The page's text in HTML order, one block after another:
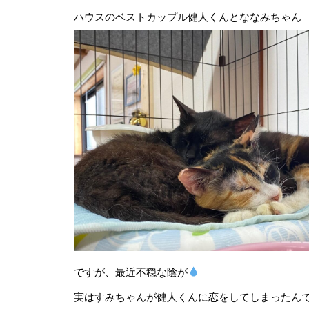
ハウスのベストカップル健人くんとななみちゃん
ですが、最近不穏な陰が
実はすみちゃんが健人くんに恋をしてしまったん